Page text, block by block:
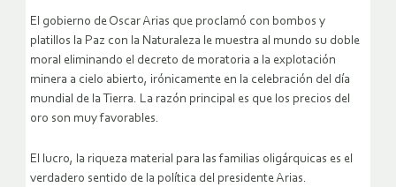
El gobierno de Oscar Arias que proclamó con bombos y
platillos la Paz con la Naturaleza le muestra al mundo su doble
moral eliminando el decreto de moratoria a la explotación
minera a cielo abierto, irónicamente en la celebración del día
mundial de la Tierra. La razón principal es que los precios del
oro son muy favorables.
El lucro, la riqueza material para las familias oligárquicas es el
verdadero sentido de la política del presidente Arias.